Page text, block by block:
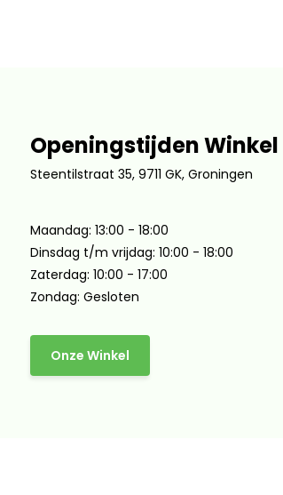
Openingstijden Winkel
Steentilstraat 35, 9711 GK, Groningen
Maandag: 13:00 - 18:00
Dinsdag t/m vrijdag: 10:00 - 18:00
Zaterdag: 10:00 - 17:00
Zondag: Gesloten
Onze Winkel